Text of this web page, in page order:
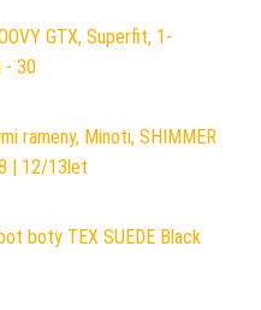
GTX, Superfit, 1-
- 30
rameny, Minoti, SHIMMER
| 12/13let
boty TEX SUEDE Black